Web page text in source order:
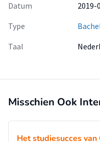
Datum
2019-
Type
Taal
Misschien Ook
Het studiesucces